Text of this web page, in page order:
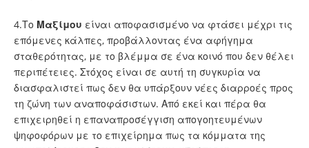
4.Το Μαξίμου είναι αποφασισμένο να φτάσει μέχρι τις
επόμενες κάλπες, προβάλλοντας ένα αφήγημα
σταθερότητας, με το βλέμμα σε ένα κοινό που δεν θέλει
περιπέτειες. Στόχος είναι σε αυτή τη συγκυρία να
διασφαλιστεί πως δεν θα υπάρξουν νέες διαρροές προς
τη ζώνη των αναποφάσιστων. Από εκεί και πέρα θα
επιχειρηθεί η επαναπροσέγγιση απογοητευμένων
ψηφοφόρων με το επιχείρημα πως τα κόμματα της